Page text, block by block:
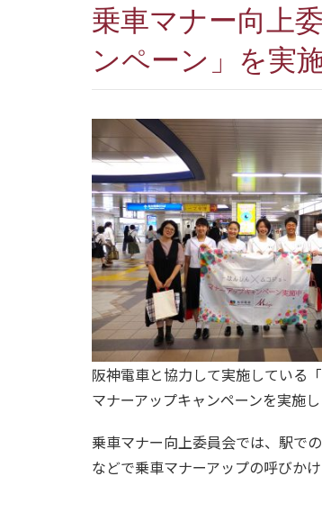
乗車マナー向上委員会が今津駅で「マナーＵＰキャ
ンペーン」を実
阪神電車と協力して実施している
マナーアップキャンペーンを実施し
乗車マナー向上委員会では、駅で
などで乗車マナーアップの呼びかけ